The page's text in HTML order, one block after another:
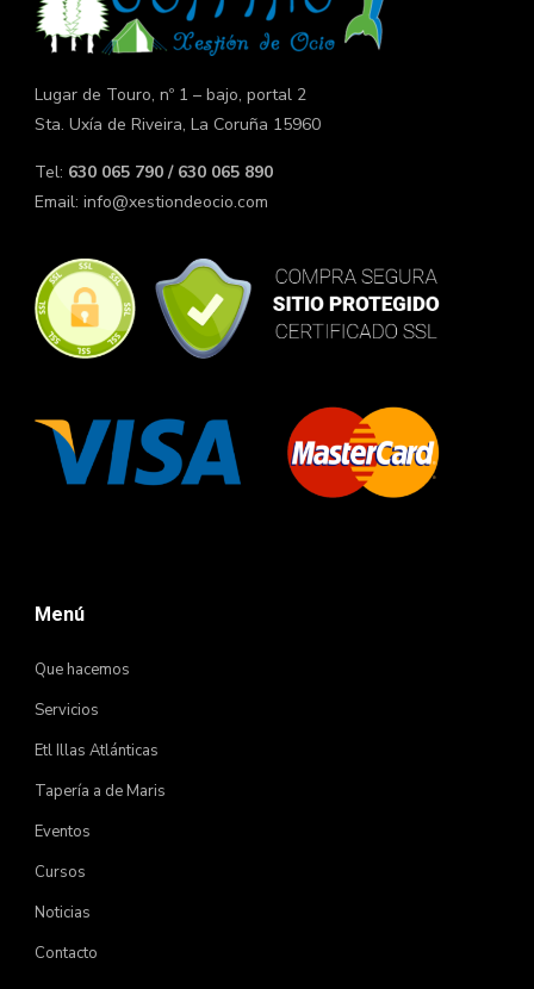
Lugar de Touro, nº 1 – bajo, portal 2
Sta. Uxía de Riveira, La Coruña 15960
Tel: 630 065 790 / 630 065 890
Email: info@xestiondeocio.com
Menú
Que hacemos
Servicios
Etl Illas Atlánticas
Tapería a de Maris
Eventos
Cursos
Noticias
Contacto